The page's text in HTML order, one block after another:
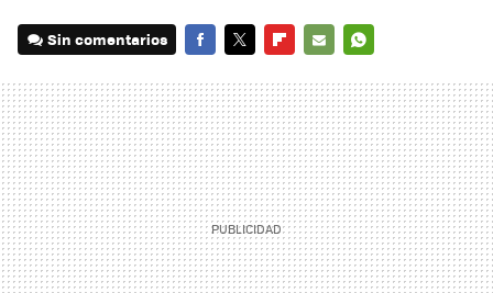
Sin comentarios
MAIL